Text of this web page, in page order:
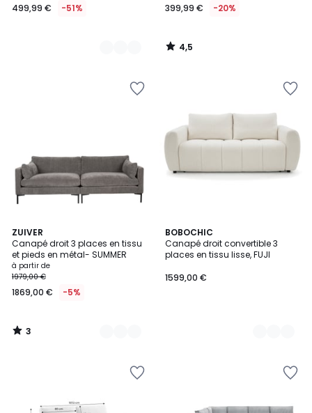
499,99 € -51% 399,99 € -20%
4,5
/
ZUIVER
Canapé droit 3 places en tissu
et pieds en métal- SUMMER
à partir de
1979,00 €
1869,00 € -5%
3
/
5
3
Couleurs
3
/
BOBOCHIC
Canapé droit convertible 3
places en tissu lisse, FUJI
1599,00 €
9
Couleurs